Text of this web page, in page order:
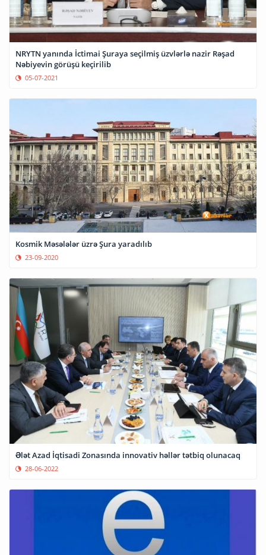
NRYTN yanında İctimai Şuraya seçilmiş üzvlərlə nazir Rəşad
Nəbiyevin görüşü keçirilib
05-07-2021
Kosmik Məsələlər üzrə Şura yaradılıb
23-09-2020
Ələt Azad İqtisadi Zonasında innovativ həllər tətbiq olunacaq
28-06-2022